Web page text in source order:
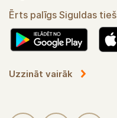
Ērts palīgs Siguldas
Uzzināt vairāk